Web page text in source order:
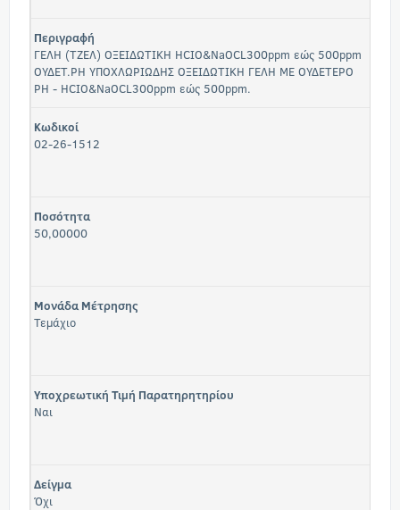
Περιγραφή
ΓΕΛΗ (ΤΖΕΛ) ΟΞΕΙΔΩΤΙΚΗ HCIO&NaOCL300ppm εώς 500ppm
ΟΥΔΕΤ.PH ΥΠΟΧΛΩΡΙΩΔΗΣ ΟΞΕΙΔΩΤΙΚΗ ΓΕΛΗ ΜΕ ΟΥΔΕΤΕΡΟ
PH - HCIO&NaOCL300ppm εώς 500ppm.
Κωδικοί
02-26-1512
Ποσότητα
50,00000
Μονάδα Μέτρησης
Τεμάχιο
Υποχρεωτική Τιμή Παρατηρητηρίου
Ναι
Δείγμα
Όχι